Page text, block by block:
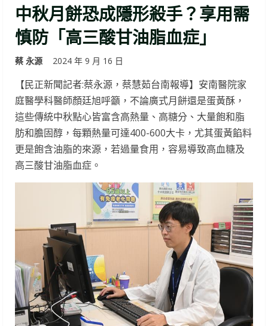
中秋月餅恐成隱形殺手？享用需
慎防「高三酸甘油脂血症」
蔡 永源 2024 年 9 月 16 日
【民正新聞記者:蔡永源，蔡慧茹台南報導】安南醫院家
庭醫學科醫師顏廷旭呼籲，不論廣式月餅還是蛋黃酥，
這些傳統中秋點心皆富含高熱量、高糖分、大量飽和脂
肪和膽固醇，每顆熱量可達400-600大卡，尤其蛋黃餡料
更是飽含油脂的來源，若過量食用，容易導致高血糖及
高三酸甘油脂血症。